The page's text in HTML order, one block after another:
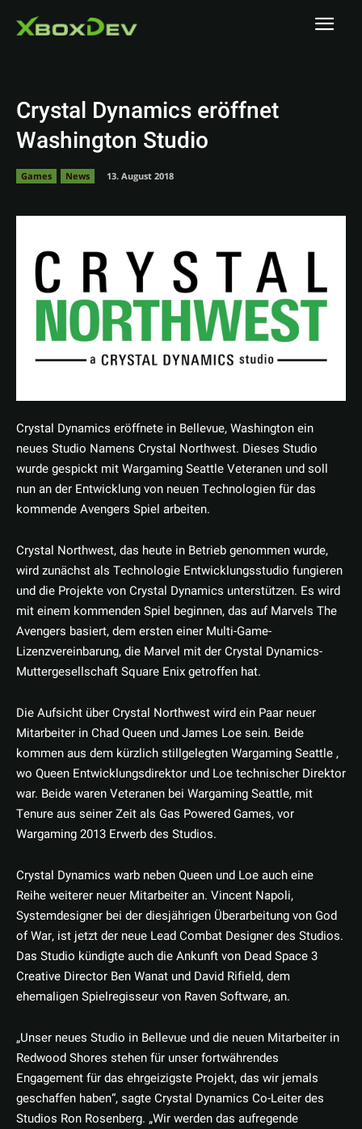
Crystal Dynamics eröffnet
Washington Studio
Games News 13. August 2018
Crystal Dynamics eröffnete in Bellevue, Washington ein
neues Studio Namens Crystal Northwest. Dieses Studio
wurde gespickt mit Wargaming Seattle Veteranen und soll
nun an der Entwicklung von neuen Technologien für das
kommende Avengers Spiel arbeiten.
Crystal Northwest, das heute in Betrieb genommen wurde,
wird zunächst als Technologie Entwicklungsstudio fungieren
und die Projekte von Crystal Dynamics unterstützen. Es wird
mit einem kommenden Spiel beginnen, das auf Marvels The
Avengers basiert, dem ersten einer Multi-Game-
Lizenzvereinbarung, die Marvel mit der Crystal Dynamics-
Muttergesellschaft Square Enix getroffen hat.
Die Aufsicht über Crystal Northwest wird ein Paar neuer
Mitarbeiter in Chad Queen und James Loe sein. Beide
kommen aus dem kürzlich stillgelegten Wargaming Seattle ,
wo Queen Entwicklungsdirektor und Loe technischer Direktor
war. Beide waren Veteranen bei Wargaming Seattle, mit
Tenure aus seiner Zeit als Gas Powered Games, vor
Wargaming 2013 Erwerb des Studios.
Crystal Dynamics warb neben Queen und Loe auch eine
Reihe weiterer neuer Mitarbeiter an. Vincent Napoli,
Systemdesigner bei der diesjährigen Überarbeitung von God
of War, ist jetzt der neue Lead Combat Designer des Studios.
Das Studio kündigte auch die Ankunft von Dead Space 3
Creative Director Ben Wanat und David Rifield, dem
ehemaligen Spielregisseur von Raven Software, an.
„Unser neues Studio in Bellevue und die neuen Mitarbeiter in
Redwood Shores stehen für unser fortwährendes
Engagement für das ehrgeizigste Projekt, das wir jemals
geschaffen haben“, sagte Crystal Dynamics Co-Leiter des
Studios Ron Rosenberg. „Wir werden das aufregende